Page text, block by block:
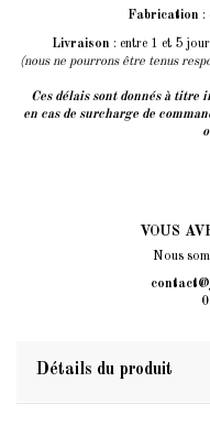
Fabrication :
Livraison : entre 1 et 5
(nous ne pourrons être tenus
Ces délais sont donnés à titre
en cas de surcharge de
VOUS
Nous
Détails du produit